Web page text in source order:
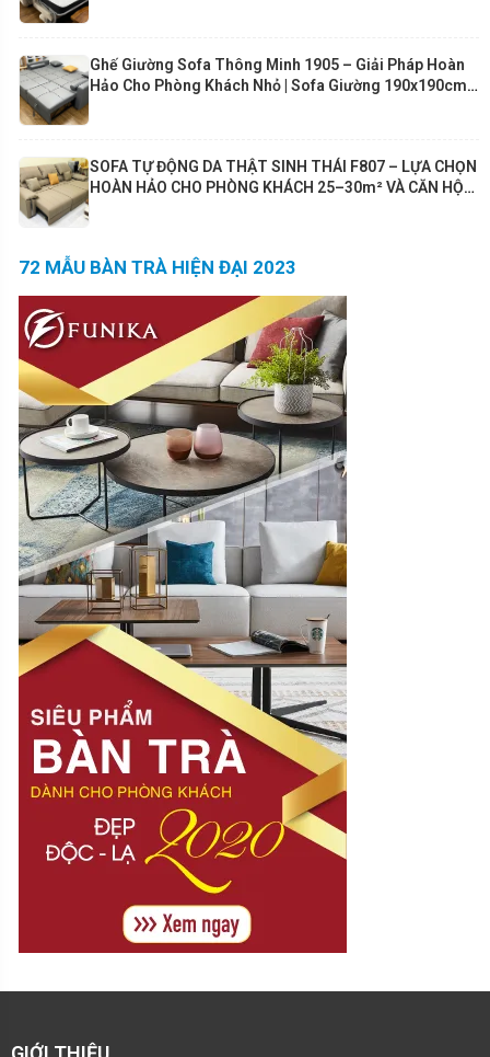
Ghế Giường Sofa Thông Minh 1905 – Giải Pháp Hoàn
Hảo Cho Phòng Khách Nhỏ | Sofa Giường 190x190cm
SOFA TỰ ĐỘNG DA THẬT SINH THÁI F807 – LỰA CHỌN
HOÀN HẢO CHO PHÒNG KHÁCH 25–30m² VÀ CĂN HỘ
72 MẪU BÀN TRÀ HIỆN ĐẠI 2023